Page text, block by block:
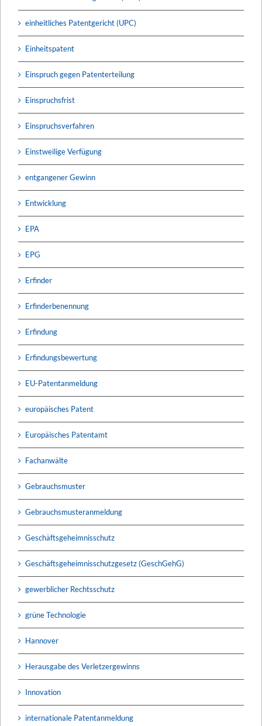
einheitliches Patentgericht (UPC)
Einheitspatent
Einspruch gegen Patenterteilung
Einspruchsfrist
Einspruchsverfahren
Einstweilige Verfügung
entgangener Gewinn
Entwicklung
EPA
EPG
Erfinder
Erfinderbenennung
Erfindung
Erfindungsbewertung
EU-Patentanmeldung
europäisches Patent
Europäisches Patentamt
Fachanwälte
Gebrauchsmuster
Gebrauchsmusteranmeldung
Geschäftsgeheimnisschutz
Geschäftsgeheimnisschutzgesetz (GeschGehG)
gewerblicher Rechtsschutz
grüne Technologie
Hannover
Herausgabe des Verletzergewinns
Innovation
internationale Patentanmeldung